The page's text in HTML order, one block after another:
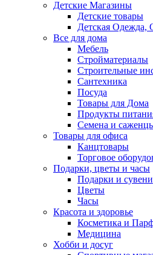
Детские Магазины
Детские товары
Детская Одежда,
Все для дома
Мебель
Стройматериалы
Строительные
Сантехника
Посуда
Товары для Дома
Продукты
Семена и
Товары для офиса
Канцтовары
Торговое
Подарки, цветы и часы
Подарки и
Цветы
Часы
Красота и здоровье
Косметика и
Медицина
Хобби и досуг